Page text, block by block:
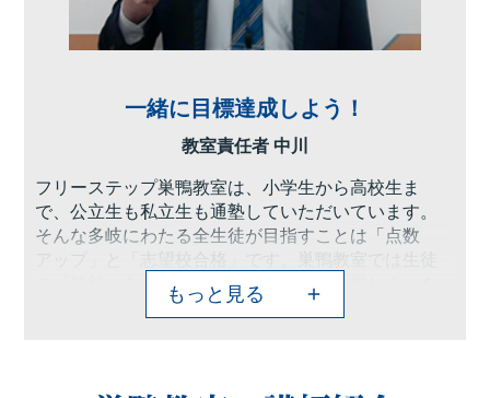
一緒に目標達成しよう！
教室責任者 中川
フリーステップ巣鴨教室は、小学生から高校生ま
で、公立生も私立生も通塾していただいています。
そんな多岐にわたる全生徒が目指すことは「点数
アップ」と「志望校合格」です。巣鴨教室では生徒
の『笑顔』を大切にし、「楽しく」と「厳しく」を
テーマに各々の生徒に合わせた学習カリキュラムと
もっと見る